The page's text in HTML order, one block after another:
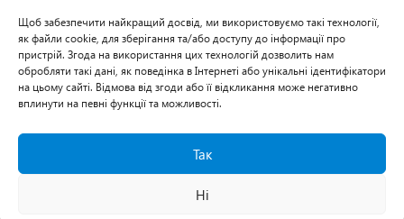
Щоб забезпечити найкращий досвід, ми використовуємо такі технології,
як файли cookie, для зберігання та/або доступу до інформації про
пристрій. Згода на використання цих технологій дозволить нам
обробляти такі дані, як поведінка в Інтернеті або унікальні ідентифікатори
на цьому сайті. Відмова від згоди або її відкликання може негативно
вплинути на певні функції та можливості.
Так
Ні
каналами:
0800 336 734(гаряча лінія працює Пн-Пт 09:30-
16:00)
feedback@caritas.ua
Всі права захищені © Карітас України, 2026